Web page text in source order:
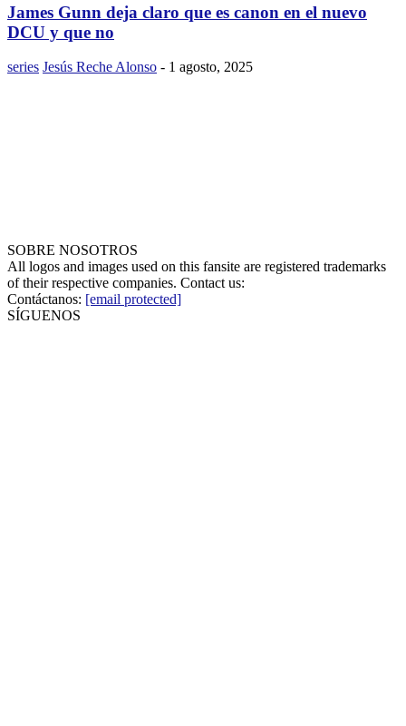
James Gunn deja claro que es canon en el nuevo
DCU y que no
series Jesús Reche Alonso - 1 agosto, 2025
SOBRE NOSOTROS
All logos and images used on this fansite are registered trademarks
of their respective companies. Contact us:
Contáctanos: [email protected]
SÍGUENOS